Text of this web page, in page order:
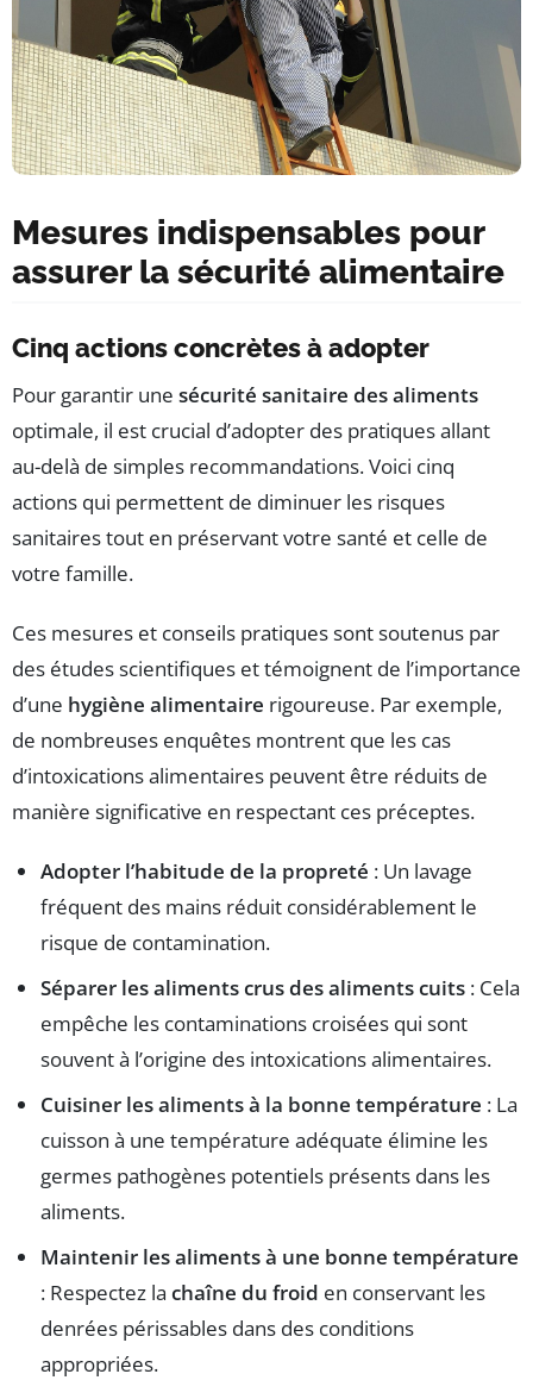
Mesures indispensables pour
assurer la sécurité alimentaire
Cinq actions concrètes à adopter
Pour garantir une sécurité sanitaire des aliments
optimale, il est crucial d’adopter des pratiques allant
au-delà de simples recommandations. Voici cinq
actions qui permettent de diminuer les risques
sanitaires tout en préservant votre santé et celle de
votre famille.
Ces mesures et conseils pratiques sont soutenus par
des études scientifiques et témoignent de l’importance
d’une hygiène alimentaire rigoureuse. Par exemple,
de nombreuses enquêtes montrent que les cas
d’intoxications alimentaires peuvent être réduits de
manière significative en respectant ces préceptes.
Adopter l’habitude de la propreté : Un lavage
fréquent des mains réduit considérablement le
risque de contamination.
Séparer les aliments crus des aliments cuits : Cela
empêche les contaminations croisées qui sont
souvent à l’origine des intoxications alimentaires.
Cuisiner les aliments à la bonne température : La
cuisson à une température adéquate élimine les
germes pathogènes potentiels présents dans les
aliments.
Maintenir les aliments à une bonne température
: Respectez la chaîne du froid en conservant les
denrées périssables dans des conditions
appropriées.